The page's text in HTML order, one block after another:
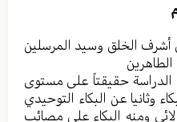
أشرف الخلق وسید المرسلین
الدراسة حقیقتاً علی مستوی
وثانیا عن البکاء التوحیدي
ومنه البکاء علی مصائب